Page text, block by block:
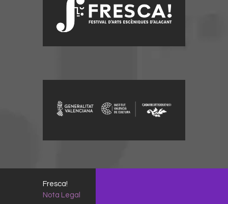
Fresca!
Nota Legal